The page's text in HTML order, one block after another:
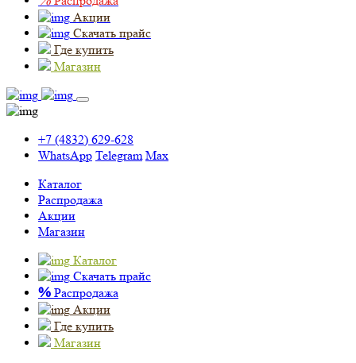
Акции
Скачать прайс
Где купить
Магазин
+7 (4832) 629-628
WhatsApp Telegram Max
Каталог
Распродажа
Акции
Магазин
Каталог
Скачать прайс
% Распродажа
Акции
Где купить
Магазин